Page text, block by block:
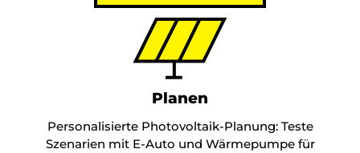
Planen
Personalisierte Photovoltaik-Planung: Teste
Szenarien mit E-Auto und Wärmepumpe für